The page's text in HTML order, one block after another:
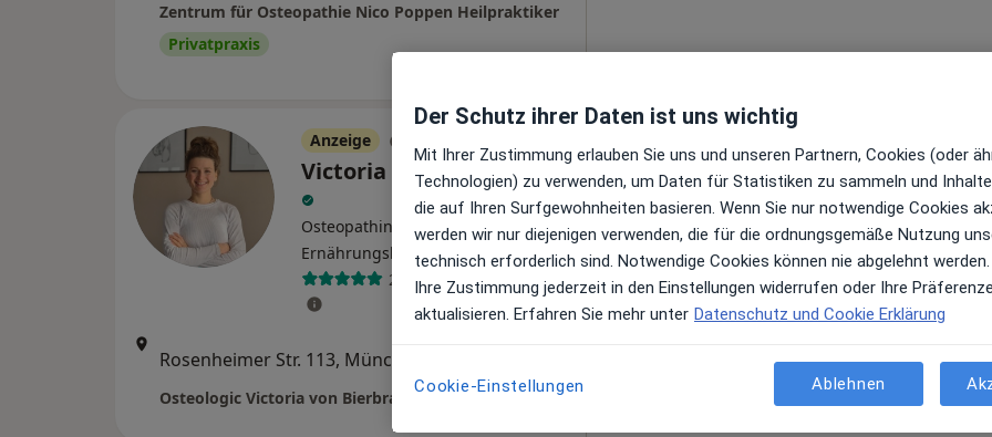
Zentrum für Osteopathie Nico Poppen Heilpraktiker
Privatpraxis
Anzeige
Victoria von Bierbrauer
Osteopathin, Heilpraktikerin,
Ernährungsberaterin
22 Bewertungen
Osteologic Victoria von Bierbrauer Heilpraktikerin, Osteopathin, Ernährungsberaterin
7 Aug 8 Aug 9 Aug 10 Aug
Online-Terminbuchung nicht verfügbar
Terminanfrage senden
Der Schutz ihrer Daten ist uns wichtig
Mit Ihrer Zustimmung erlauben Sie uns und unseren Partnern, Cookies (oder
Technologien) zu verwenden, um Daten für Statistiken zu sammeln und
die auf Ihren Surfgewohnheiten basieren. Wenn Sie nur notwendige Cookies
werden wir nur diejenigen verwenden, die für die ordnungsgemäße Nutzung
technisch erforderlich sind. Notwendige Cookies können nie abgelehnt werden.
Ihre Zustimmung jederzeit in den Einstellungen widerrufen oder Ihre
aktualisieren. Erfahren Sie mehr unter Datenschutz und Cookie Erklärung
Cookie-Einstellungen Ablehnen